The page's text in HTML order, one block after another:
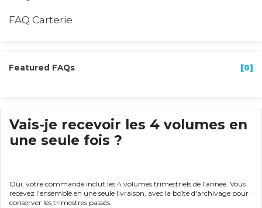
FAQ Carterie
Featured FAQs [0]
Vais-je recevoir les 4 volumes en
une seule fois ?
Oui, votre commande inclut les 4 volumes trimestriels de l'année. Vous
recevez l'ensemble en une seule livraison, avec la boîte d'archivage pour
conserver les trimestres passés.